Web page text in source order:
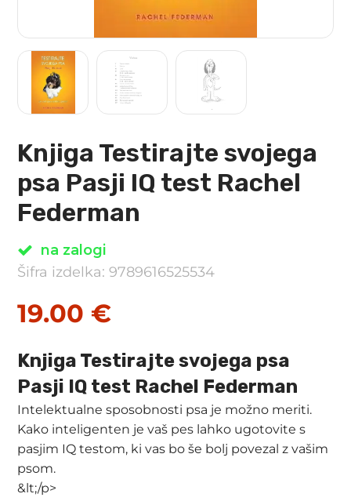
Knjiga Testirajte svojega
psa Pasji IQ test Rachel
Federman
na zalogi
Šifra izdelka: 9789616525534
19.00 €
Knjiga Testirajte svojega psa
Pasji IQ test Rachel Federman
Intelektualne sposobnosti psa je možno meriti.
Kako inteligenten je vaš pes lahko ugotovite s
pasjim IQ testom, ki vas bo še bolj povezal z vašim
psom.
&lt;/p>